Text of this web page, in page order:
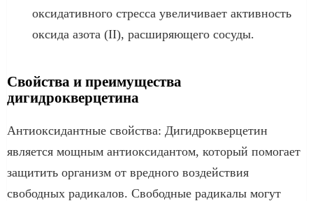
оксидативного стресса увеличивает активность
оксида азота (II), расширяющего сосуды.
Свойства и преимущества
дигидрокверцетина
Антиоксидантные свойства: Дигидрокверцетин
является мощным антиоксидантом, который помогает
защитить организм от вредного воздействия
свободных радикалов. Свободные радикалы могут